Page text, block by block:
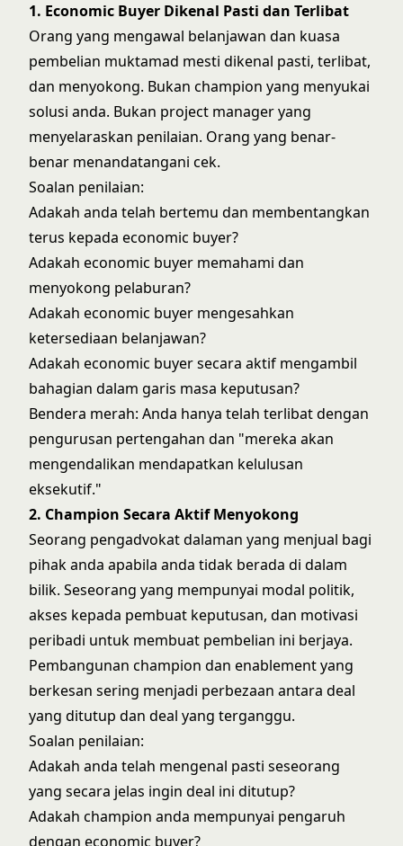
1. Economic Buyer Dikenal Pasti dan Terlibat
Orang yang mengawal belanjawan dan kuasa
pembelian muktamad mesti dikenal pasti, terlibat,
dan menyokong. Bukan champion yang menyukai
solusi anda. Bukan project manager yang
menyelaraskan penilaian. Orang yang benar-
benar menandatangani cek.
Soalan penilaian:
Adakah anda telah bertemu dan membentangkan
terus kepada economic buyer?
Adakah economic buyer memahami dan
menyokong pelaburan?
Adakah economic buyer mengesahkan
ketersediaan belanjawan?
Adakah economic buyer secara aktif mengambil
bahagian dalam garis masa keputusan?
Bendera merah: Anda hanya telah terlibat dengan
pengurusan pertengahan dan "mereka akan
mengendalikan mendapatkan kelulusan
eksekutif."
2. Champion Secara Aktif Menyokong
Seorang pengadvokat dalaman yang menjual bagi
pihak anda apabila anda tidak berada di dalam
bilik. Seseorang yang mempunyai modal politik,
akses kepada pembuat keputusan, dan motivasi
peribadi untuk membuat pembelian ini berjaya.
Pembangunan champion dan enablementyang
berkesan sering menjadi perbezaan antara deal
yang ditutup dan deal yang terganggu.
Soalan penilaian:
Adakah anda telah mengenal pasti seseorang
yang secara jelas ingin deal ini ditutup?
Adakah champion anda mempunyai pengaruh
dengan economic buyer?